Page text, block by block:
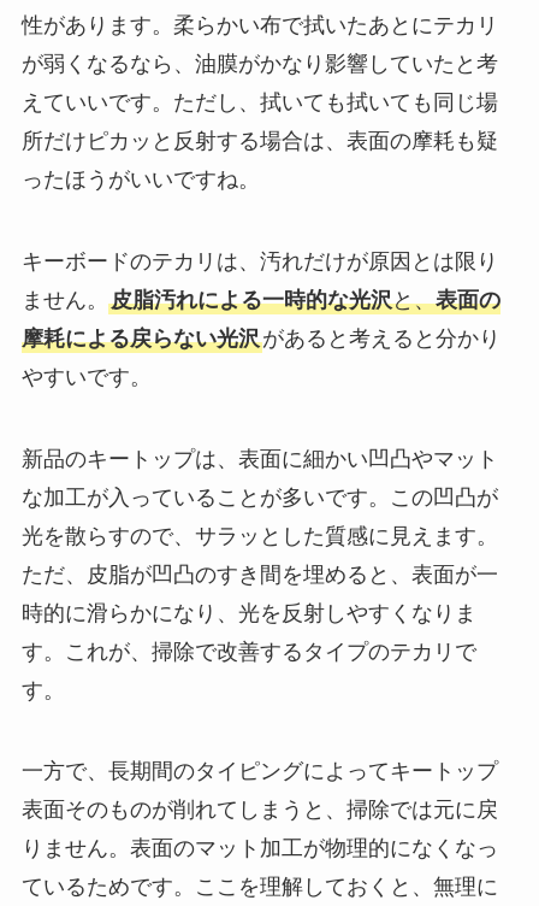
性があります。柔らかい布で拭いたあとにテカリ
が弱くなるなら、油膜がかなり影響していたと考
えていいです。ただし、拭いても拭いても同じ場
所だけピカッと反射する場合は、表面の摩耗も疑
ったほうがいいですね。
キーボードのテカリは、汚れだけが原因とは限り
ません。 皮脂汚れによる一時的な光沢と、表面の
摩耗による戻らない光沢があると考えると分かり
やすいです。
新品のキートップは、表面に細かい凹凸やマット
な加工が入っていることが多いです。この凹凸が
光を散らすので、サラッとした質感に見えます。
ただ、皮脂が凹凸のすき間を埋めると、表面が一
時的に滑らかになり、光を反射しやすくなりま
す。これが、掃除で改善するタイプのテカリで
す。
一方で、長期間のタイピングによってキートップ
表面そのものが削れてしまうと、掃除では元に戻
りません。表面のマット加工が物理的になくなっ
ているためです。ここを理解しておくと、無理に